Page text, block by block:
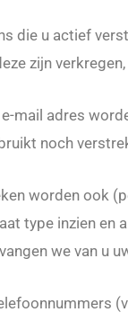
die u actief
zijn
mail adres
noch
worden ook
type inzien en
we van u